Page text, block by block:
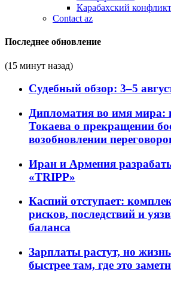
Карабахский конфликт
Contact az
Последнее обновление
(15 минут назад)
Судебный обзор: 3–5
Дипломатия во имя мира:
Токаева о прекращении
возобновлении
Иран и Армения
«TRIPP»
Каспий отступает:
рисков, последствий и
баланса
Зарплаты растут, но
быстрее там, где это